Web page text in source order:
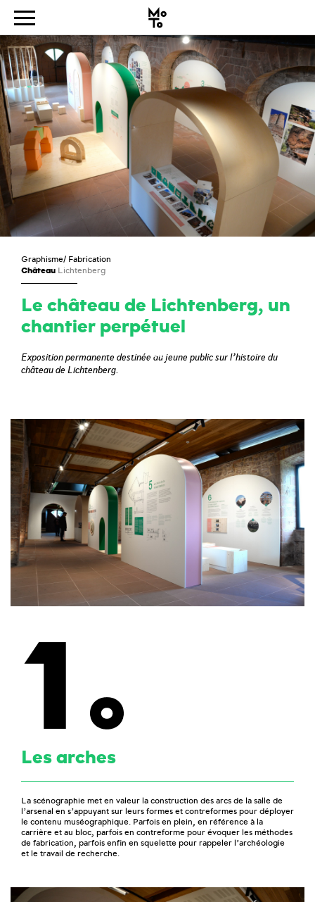
Graphisme/ Fabrication
Château Lichtenberg
Le château de Lichtenberg, un
chantier perpétuel
Exposition permanente destinée au jeune public sur l’histoire du
château de Lichtenberg.
1
Les arches
La scénographie met en valeur la construction des arcs de la salle de
l’arsenal en s’appuyant sur leurs formes et contreformes pour déployer
le contenu muséographique. Parfois en plein, en référence à la
carrière et au bloc, parfois en contreforme pour évoquer les méthodes
de fabrication, parfois enfin en squelette pour rappeler l’archéologie
et le travail de recherche.